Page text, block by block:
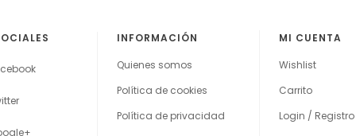
INFORMACIÓN
Quienes somos
Política de cookies
Política de privacidad
MI CUENTA
Wishlist
Carrito
Login / Registro